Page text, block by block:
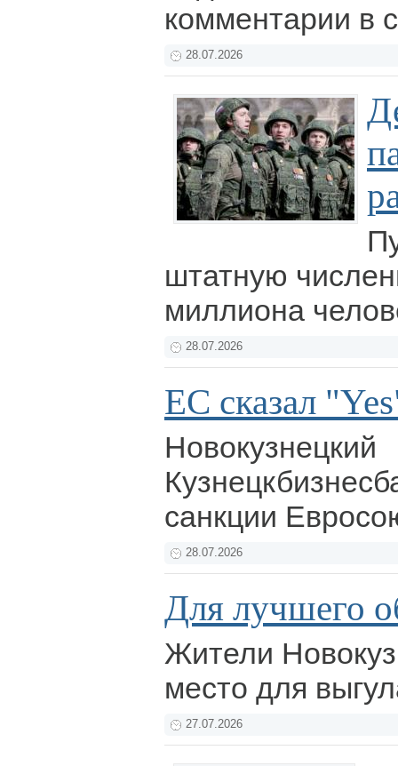
комментарии в
28.07.2026
штатную
миллиона
28.07.2026
ЕС сказал
Новокузнецкий
санкции
28.07.2026
Для лучшего
Жители
место для
27.07.2026